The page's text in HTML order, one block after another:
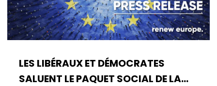
LES LIBÉRAUX ET DÉMOCRATES
SALUENT LE PAQUET SOCIAL DE LA